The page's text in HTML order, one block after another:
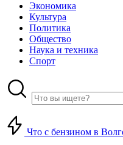
Экономика
Культура
Политика
Общество
Наука и техника
Спорт
Что с бензином в